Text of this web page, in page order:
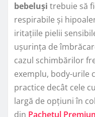
bebeluși trebuie să
respirabile și
iritațiile pielii
ușurința de
cazul schimbărilor
exemplu, body-urile
practice decât cele
largă de opțiuni în
din Pachetul